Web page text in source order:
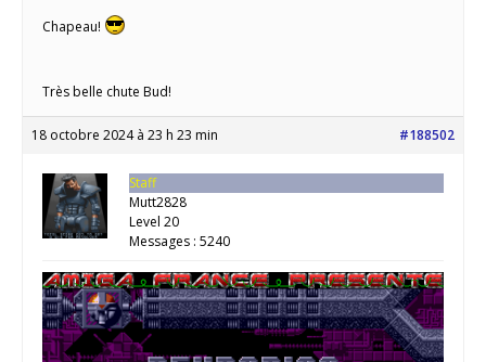
Chapeau!
Très belle chute Bud!
18 octobre 2024 à 23 h 23 min #188502
Staff
Mutt2828
Level 20
Messages : 5240